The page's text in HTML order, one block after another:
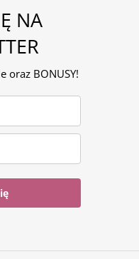
NA
oraz BONUSY!